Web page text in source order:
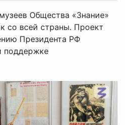
Общества «Знание»
со всей страны. Проект
Президента РФ
поддержке